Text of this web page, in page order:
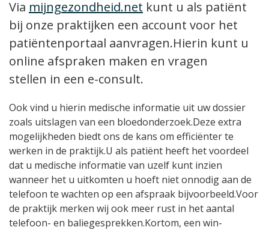
Via mijngezondheid.net kunt u als patiënt
bij onze praktijken een account voor het
patiëntenportaal aanvragen.Hierin kunt u
online afspraken maken en vragen
stellen in een e-consult.
Ook vind u hierin medische informatie uit uw dossier
zoals uitslagen van een bloedonderzoek.Deze extra
mogelijkheden biedt ons de kans om efficiënter te
werken in de praktijk.U als patiënt heeft het voordeel
dat u medische informatie van uzelf kunt inzien
wanneer het u uitkomten u hoeft niet onnodig aan de
telefoon te wachten op een afspraak bijvoorbeeld.Voor
de praktijk merken wij ook meer rust in het aantal
telefoon- en baliegesprekken.Kortom, een win-